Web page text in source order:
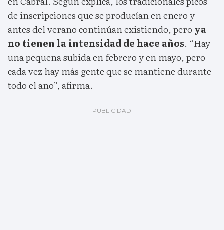
de inscripciones que se producían en enero y
antes del verano continúan existiendo, pero ya
no tienen la intensidad de hace años. “Hay
una pequeña subida en febrero y en mayo, pero
cada vez hay más gente que se mantiene durante
todo el año”, afirma.